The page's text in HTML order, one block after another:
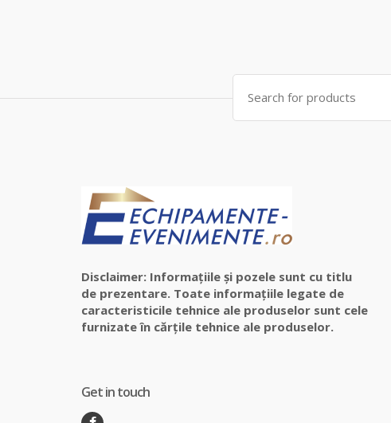
Search
for:
Disclaimer: Informațiile și pozele sunt cu titlu
de prezentare. Toate informațiile legate de
caracteristicile tehnice ale produselor sunt cele
furnizate în cărțile tehnice ale produselor.
Get in touch